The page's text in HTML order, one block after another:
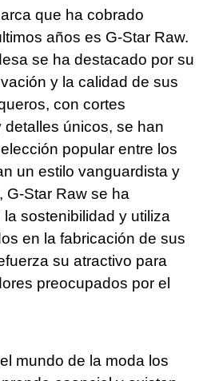
que ha cobrado
años‍ es G-Star Raw.
se ha destacado por ‍su
y la calidad de sus
con cortes
únicos, se han
popular⁤ entre⁣ los‌
un estilo vanguardista y
G-Star Raw se ha
sostenibilidad y utiliza
en la fabricación de sus
su atractivo para
preocupados por el
‍mundo de la ‍moda los